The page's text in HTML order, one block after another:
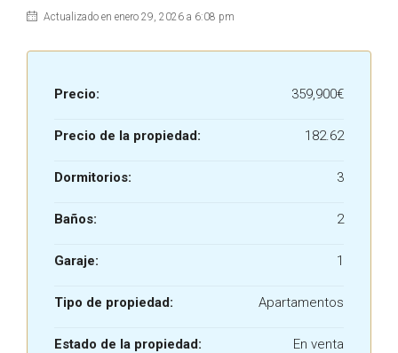
Actualizado en enero 29, 2026 a 6:08 pm
Precio: 359,900€
Precio de la propiedad: 182.62
Dormitorios: 3
Baños: 2
Garaje: 1
Tipo de propiedad: Apartamentos
Estado de la propiedad: En venta